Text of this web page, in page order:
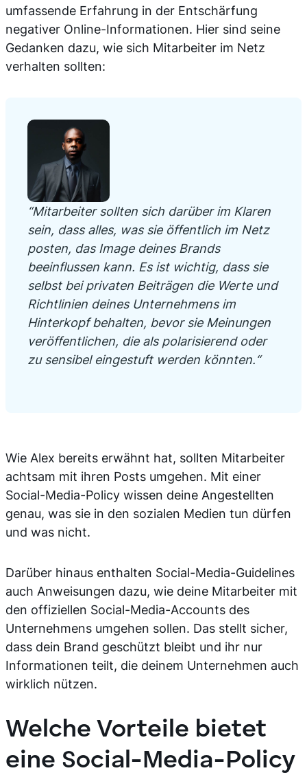
umfassende Erfahrung in der Entschärfung
negativer Online-Informationen. Hier sind seine
Gedanken dazu, wie sich Mitarbeiter im Netz
verhalten sollten:
“Mitarbeiter sollten sich darüber im Klaren
sein, dass alles, was sie öffentlich im Netz
posten, das Image deines Brands
beeinflussen kann. Es ist wichtig, dass sie
selbst bei privaten Beiträgen die Werte und
Richtlinien deines Unternehmens im
Hinterkopf behalten, bevor sie Meinungen
veröffentlichen, die als polarisierend oder
zu sensibel eingestuft werden könnten.“
Wie Alex bereits erwähnt hat, sollten Mitarbeiter
achtsam mit ihren Posts umgehen. Mit einer
Social-Media-Policy wissen deine Angestellten
genau, was sie in den sozialen Medien tun dürfen
und was nicht.
Darüber hinaus enthalten Social-Media-Guidelines
auch Anweisungen dazu, wie deine Mitarbeiter mit
den offiziellen Social-Media-Accounts des
Unternehmens umgehen sollen. Das stellt sicher,
dass dein Brand geschützt bleibt und ihr nur
Informationen teilt, die deinem Unternehmen auch
wirklich nützen.
Welche Vorteile bietet
eine Social-Media-Policy